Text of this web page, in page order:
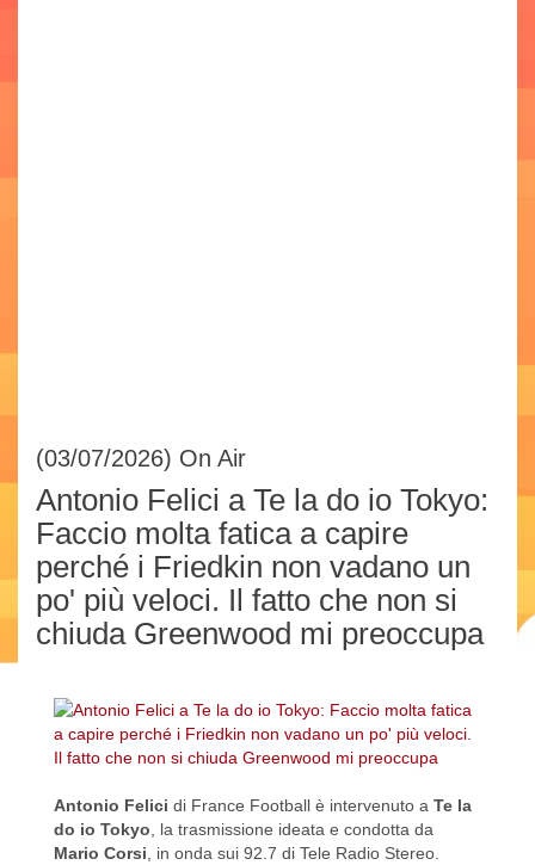
(03/07/2026) On Air
Antonio Felici a Te la do io Tokyo:
Faccio molta fatica a capire
perché i Friedkin non vadano un
po' più veloci. Il fatto che non si
chiuda Greenwood mi preoccupa
Antonio Felici di France Football è intervenuto a Te la
do io Tokyo, la trasmissione ideata e condotta da
Mario Corsi, in onda sui 92.7 di Tele Radio Stereo.